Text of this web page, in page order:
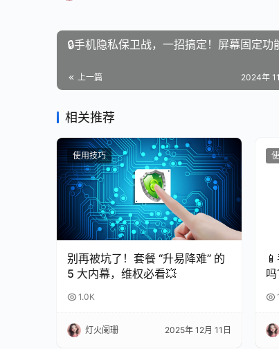
🔒手机隐私保卫战，一招搞定！屏幕固定功
上一篇 2024年
相关推荐
使用技巧
别再被坑了！套餐 “升易降难” 的
5 大内幕，维权必看💥
1.0K
灯火阑珊 2025年 12月 11日